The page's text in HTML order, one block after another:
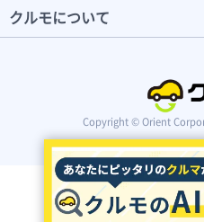
クルモについて
Copyright © Orient